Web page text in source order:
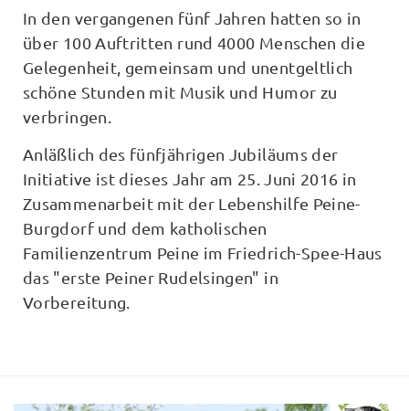
In den vergangenen fünf Jahren hatten so in
über 100 Auftritten rund 4000 Menschen die
Gelegenheit, gemeinsam und unentgeltlich
schöne Stunden mit Musik und Humor zu
verbringen.
Anläßlich des fünfjährigen Jubiläums der
Initiative ist dieses Jahr am 25. Juni 2016 in
Zusammenarbeit mit der Lebenshilfe Peine-
Burgdorf und dem katholischen
Familienzentrum Peine im Friedrich-Spee-Haus
das "erste Peiner Rudelsingen" in
Vorbereitung.